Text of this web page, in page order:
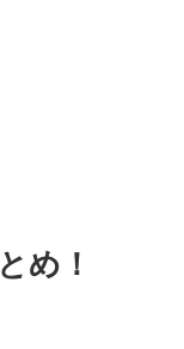
め！